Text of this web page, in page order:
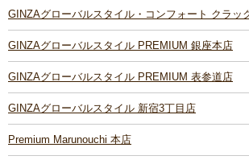
GINZAグローバルスタイル・コンフォート クラッ
GINZAグローバルスタイル PREMIUM 銀座本店
GINZAグローバルスタイル PREMIUM 表参道店
GINZAグローバルスタイル 新宿3丁目店
Premium Marunouchi 本店